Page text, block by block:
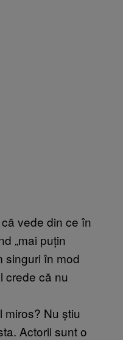
vede din ce în
„mai puțin
singuri în mod
crede că nu
miros? Nu știu
Actorii sunt o